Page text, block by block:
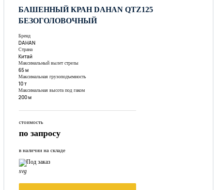
БАШЕННЫЙ КРАН DAHAN QTZ125
БЕЗОГОЛОВОЧНЫЙ
Бренд
DAHAN
Страна
Китай
Максимальный вылет стрелы
65 м
Максимальная грузоподъемность
10 т
Максимальная высота под гаком
200 м
стоимость
по запросу
в наличии на складе
Под заказ